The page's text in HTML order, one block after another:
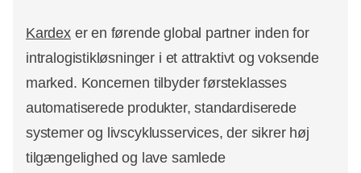
Kardexer en førende global partner inden for
intralogistikløsninger i et attraktivt og voksende
marked. Koncernen tilbyder førsteklasses
automatiserede produkter, standardiserede
systemer og livscyklusservices, der sikrer høj
tilgængelighed og lave samlede